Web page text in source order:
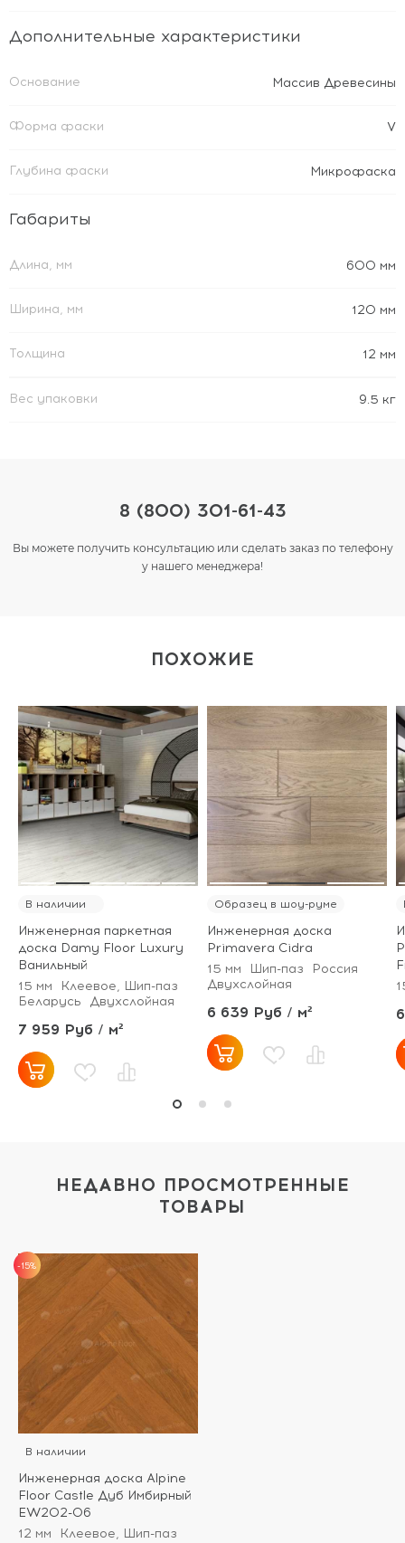
Дополнительные характеристики
Основание Массив Древесины
Форма фаски V
Глубина фаски Микрофаска
Габариты
Длина, мм 600 мм
Ширина, мм 120 мм
Толщина 12 мм
Вес упаковки 9.5 кг
8 (800) 301-61-43
Вы можете получить консультацию или сделать заказ по телефону
у нашего менеджера!
ПОХОЖИЕ
В наличии
Инженерная паркетная
доска Damy Floor Luxury
Ванильный
15 мм
Клеевое, Шип-паз
Беларусь
Двухслойная
7 959 Руб / м²
Образец в шоу-руме
Инженерная доска
Primavera Cidra
15 мм
Шип-паз
Россия
Двухслойная
6 639 Руб / м²
НЕДАВНО ПРОСМОТРЕННЫЕ
ТОВАРЫ
-15%
В наличии
Инженерная доска Alpine
Floor Castle Дуб Имбирный
EW202-06
12 мм
Клеевое, Шип-паз